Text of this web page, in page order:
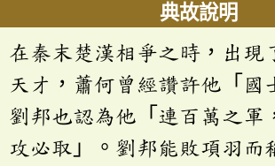
典故說明
在秦末楚漢相爭之時，出現
天才，蕭何曾經讚許他「國
劉邦也認為他「連百萬之軍
攻必取」。劉邦能敗項羽而